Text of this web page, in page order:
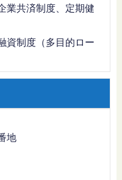
業共済制度、定期健
資制度（多目的ロー
地